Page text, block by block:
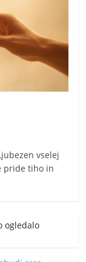
vselej
pride tiho in
ogledalo